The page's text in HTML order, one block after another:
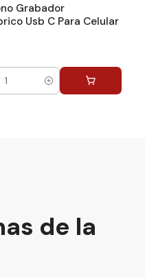
Grabador
Usb C Para Celular
de la